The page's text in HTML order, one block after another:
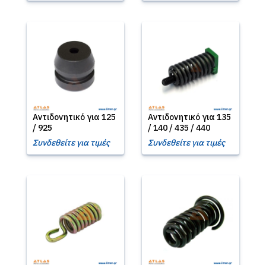
Αντιδονητικό για 125
/ 925
Συνδεθείτε για τιμές
Αντιδονητικό για 135
/ 140 / 435 / 440
Συνδεθείτε για τιμές